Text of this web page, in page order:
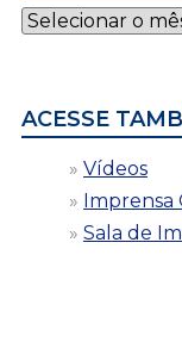
Notícias
por
ACESSE
Vídeos
Imprensa
Sala de